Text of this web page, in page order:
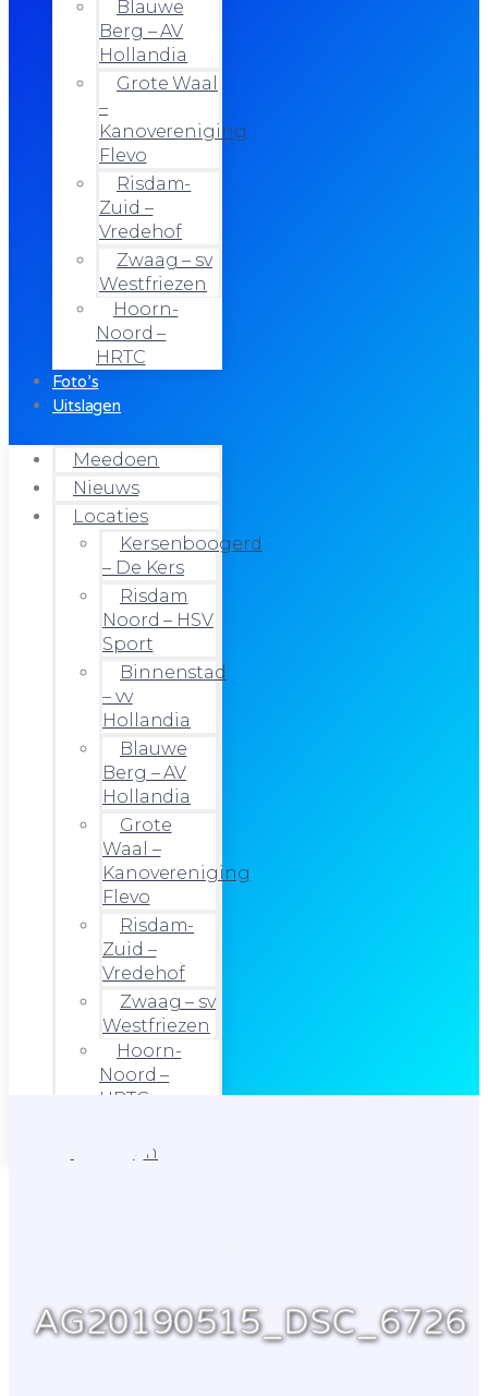
Blauwe
Berg – AV
Hollandia
Grote Waal
–
Kanovereniging
Flevo
Risdam-
Zuid –
Vredehof
Zwaag – sv
Westfriezen
Hoorn-
Noord –
HRTC
Foto’s
Uitslagen
Meedoen
Nieuws
Locaties
Kersenboogerd
– De Kers
Risdam
Noord – HSV
Sport
Binnenstad
– vv
Hollandia
Blauwe
Berg – AV
Hollandia
Grote
Waal –
Kanovereniging
Flevo
Risdam-
Zuid –
Vredehof
Zwaag – sv
Westfriezen
Hoorn-
Noord –
HRTC
Uitslagen
AG20190515_DSC_6726